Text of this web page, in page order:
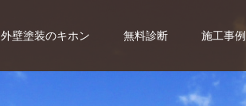
外壁塗装のキホン 無料診断 施工事例